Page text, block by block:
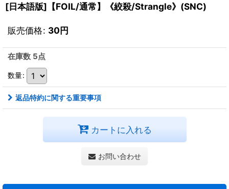
[日本語版]【FOIL/通常】《絞殺/Strangle》(SNC)
販売価格: 30円
在庫数 5点
数量:
返品特約に関する重要事項
カートに入れる
お問い合わせ